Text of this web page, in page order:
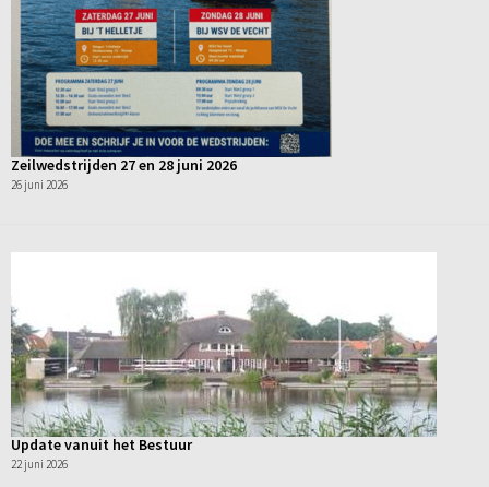
Zeilwedstrijden 27 en 28 juni 2026
26 juni 2026
Update vanuit het Bestuur
22 juni 2026